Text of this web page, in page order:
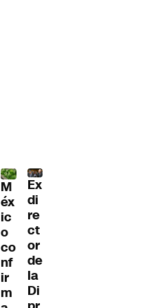
M
éx
ic
o
co
nf
ir
m
Ex
di
re
ct
or
de
la
Di